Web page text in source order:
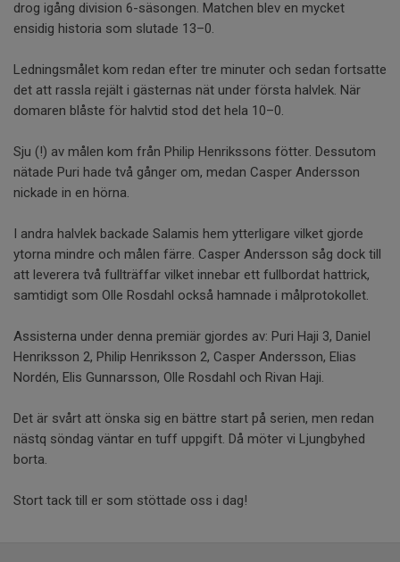
drog igång division 6-säsongen. Matchen blev en mycket
ensidig historia som slutade 13–0.
Ledningsmålet kom redan efter tre minuter och sedan fortsatte
det att rassla rejält i gästernas nät under första halvlek. När
domaren blåste för halvtid stod det hela 10–0.
Sju (!) av målen kom från Philip Henrikssons fötter. Dessutom
nätade Puri hade två gånger om, medan Casper Andersson
nickade in en hörna.
I andra halvlek backade Salamis hem ytterligare vilket gjorde
ytorna mindre och målen färre. Casper Andersson såg dock till
att leverera två fullträffar vilket innebar ett fullbordat hattrick,
samtidigt som Olle Rosdahl också hamnade i målprotokollet.
Assisterna under denna premiär gjordes av: Puri Haji 3, Daniel
Henriksson 2, Philip Henriksson 2, Casper Andersson, Elias
Nordén, Elis Gunnarsson, Olle Rosdahl och Rivan Haji.
Det är svårt att önska sig en bättre start på serien, men redan
nästq söndag väntar en tuff uppgift. Då möter vi Ljungbyhed
borta.
Stort tack till er som stöttade oss i dag!